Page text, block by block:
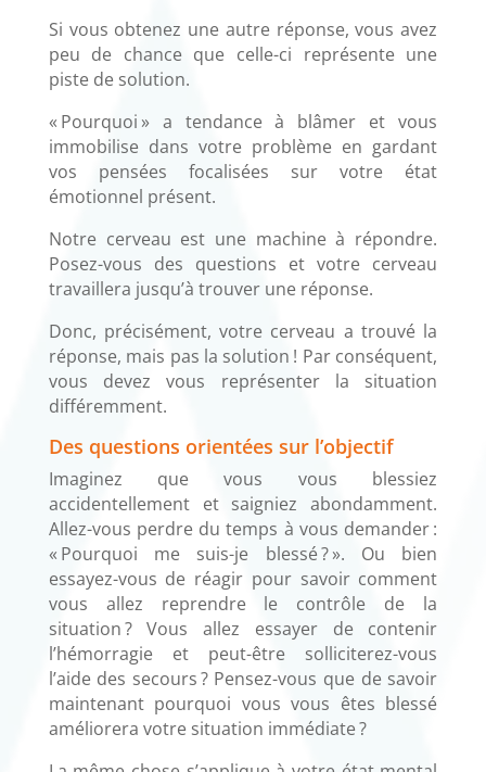
Si vous obtenez une autre réponse, vous avez
peu de chance que celle-ci représente une
piste de solution.
« Pourquoi » a tendance à blâmer et vous
immobilise dans votre problème en gardant
vos pensées focalisées sur votre état
émotionnel présent.
Notre cerveau est une machine à répondre.
Posez-vous des questions et votre cerveau
travaillera jusqu’à trouver une réponse.
Donc, précisément, votre cerveau a trouvé la
réponse, mais pas la solution ! Par conséquent,
vous devez vous représenter la situation
différemment.
Des questions orientées sur l’objectif
Imaginez que vous vous blessiez
accidentellement et saigniez abondamment.
Allez-vous perdre du temps à vous demander :
« Pourquoi me suis-je blessé ? ». Ou bien
essayez-vous de réagir pour savoir comment
vous allez reprendre le contrôle de la
situation ? Vous allez essayer de contenir
l’hémorragie et peut-être solliciterez-vous
l’aide des secours ? Pensez-vous que de savoir
maintenant pourquoi vous vous êtes blessé
améliorera votre situation immédiate ?